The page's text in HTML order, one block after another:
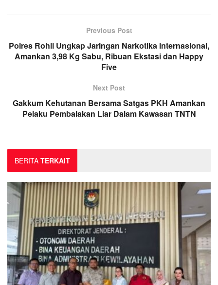
Previous Post
Polres Rohil Ungkap Jaringan Narkotika Internasional,
Amankan 3,98 Kg Sabu, Ribuan Ekstasi dan Happy
Five
Next Post
Gakkum Kehutanan Bersama Satgas PKH Amankan
Pelaku Pembalakan Liar Dalam Kawasan TNTN
BERITA TERKAIT